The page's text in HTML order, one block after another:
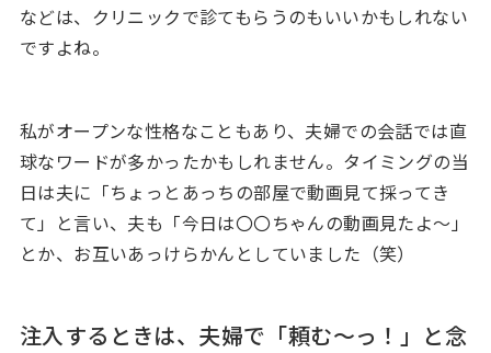
などは、クリニックで診てもらうのもいいかもしれない
ですよね。
私がオープンな性格なこともあり、夫婦での会話では直
球なワードが多かったかもしれません。タイミングの当
日は夫に「ちょっとあっちの部屋で動画見て採ってき
て」と言い、夫も「今日は〇〇ちゃんの動画見たよ～」
とか、お互いあっけらかんとしていました（笑）
注入するときは、夫婦で「頼む～っ！」と念